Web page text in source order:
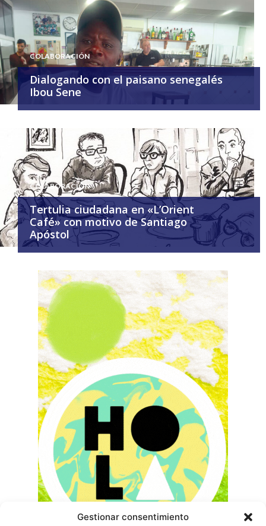
Gestionar consentimiento
COLABORACIÓN
Dialogando con el paisano senegalés
Ibou Sene
COLABORACIÓN
Tertulia ciudadana en «L’Orient
Café» con motivo de Santiago
Apóstol